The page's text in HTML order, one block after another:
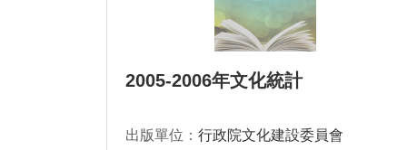
2005-2006年文化統計
出版單位： 行政院文化建設委員會